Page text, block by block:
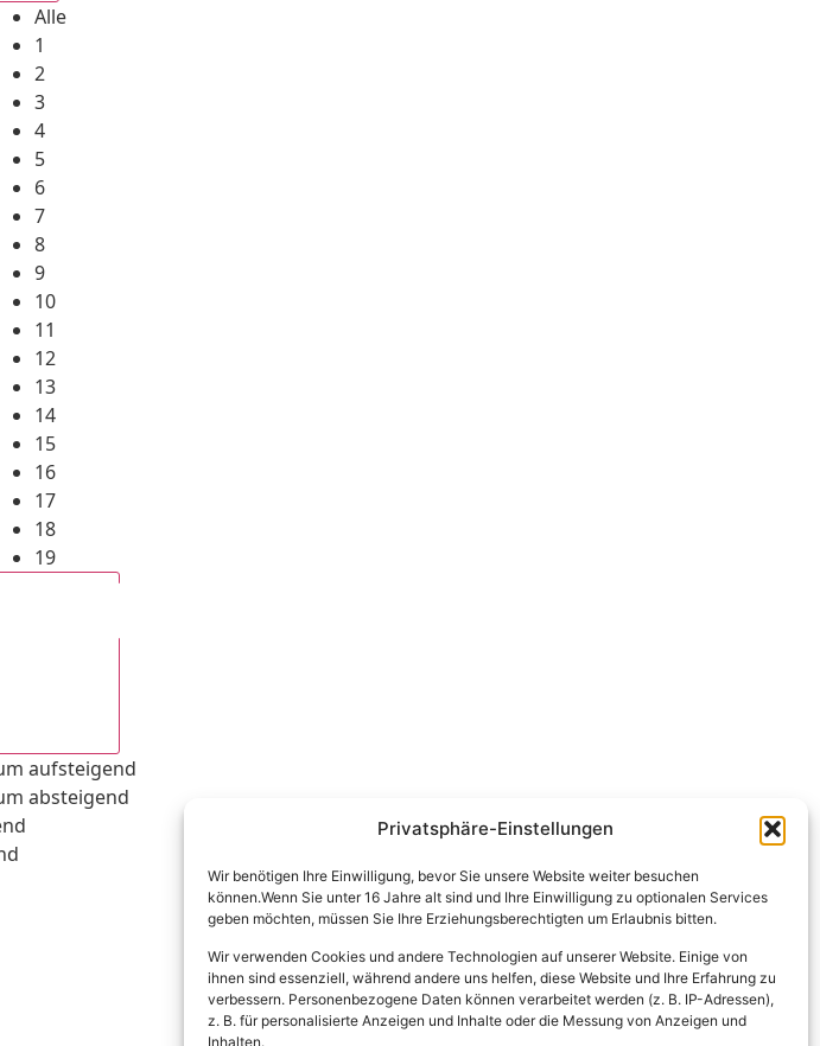
Privatsphäre-Einstellungen
Wir benötigen Ihre Einwilligung, bevor Sie unsere Website weiter besuchen
können.Wenn Sie unter 16 Jahre alt sind und Ihre Einwilligung zu optionalen Services
geben möchten, müssen Sie Ihre Erziehungsberechtigten um Erlaubnis bitten.
Wir verwenden Cookies und andere Technologien auf unserer Website. Einige von
ihnen sind essenziell, während andere uns helfen, diese Website und Ihre Erfahrung zu
verbessern. Personenbezogene Daten können verarbeitet werden (z. B. IP-Adressen),
z. B. für personalisierte Anzeigen und Inhalte oder die Messung von Anzeigen und
Inhalten.
Alle
1
2
3
4
5
6
7
8
9
10
11
12
13
14
15
16
17
18
19
aufsteigend
absteigend